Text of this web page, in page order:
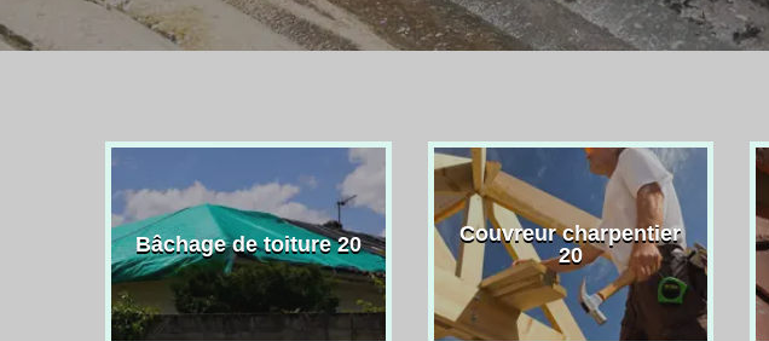
Bâchage de toiture 20
Couvreur charpentier
20